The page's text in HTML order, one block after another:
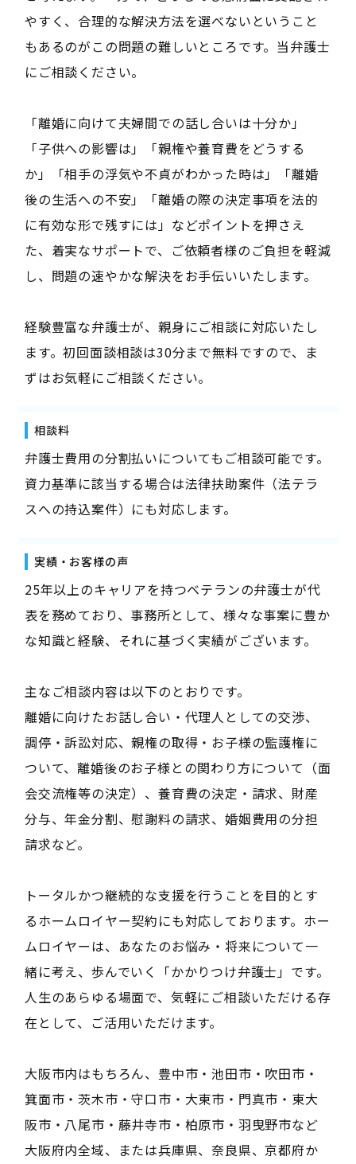
やすく、合理的な解決方法を選べないということ
もあるのがこの問題の難しいところです。当弁護士
にご相談ください。
「離婚に向けて夫婦間での話し合いは十分か」
「子供への影響は」「親権や養育費をどうする
か」「相手の浮気や不貞がわかった時は」「離婚
後の生活への不安」「離婚の際の決定事項を法的
に有効な形で残すには」などポイントを押さえ
た、着実なサポートで、ご依頼者様のご負担を軽減
し、問題の速やかな解決をお手伝いいたします。
経験豊富な弁護士が、親身にご相談に対応いたし
ます。初回面談相談は30分まで無料ですので、ま
ずはお気軽にご相談ください。
相談料
弁護士費用の分割払いについてもご相談可能です。
資力基準に該当する場合は法律扶助案件（法テラ
スへの持込案件）にも対応します。
実績・お客様の声
25年以上のキャリアを持つベテランの弁護士が代
表を務めており、事務所として、様々な事案に豊か
な知識と経験、それに基づく実績がございます。
主なご相談内容は以下のとおりです。
離婚に向けたお話し合い・代理人としての交渉、
調停・訴訟対応、親権の取得・お子様の監護権に
ついて、離婚後のお子様との関わり方について（面
会交流権等の決定）、養育費の決定・請求、財産
分与、年金分割、慰謝料の請求、婚姻費用の分担
請求など。
トータルかつ継続的な支援を行うことを目的とす
るホームロイヤー契約にも対応しております。ホー
ムロイヤーは、あなたのお悩み・将来について一
緒に考え、歩んでいく「かかりつけ弁護士」です。
人生のあらゆる場面で、気軽にご相談いただける存
在として、ご活用いただけます。
大阪市内はもちろん、豊中市・池田市・吹田市・
箕面市・茨木市・守口市・大東市・門真市・東大
阪市・八尾市・藤井寺市・柏原市・羽曳野市など
大阪府内全域、または兵庫県、奈良県、京都府か